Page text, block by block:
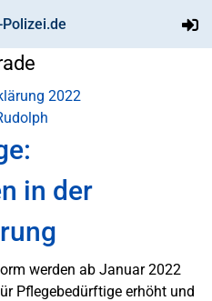
2022
in der
werden ab Januar 2022
Pflegebedürftige erhöht und